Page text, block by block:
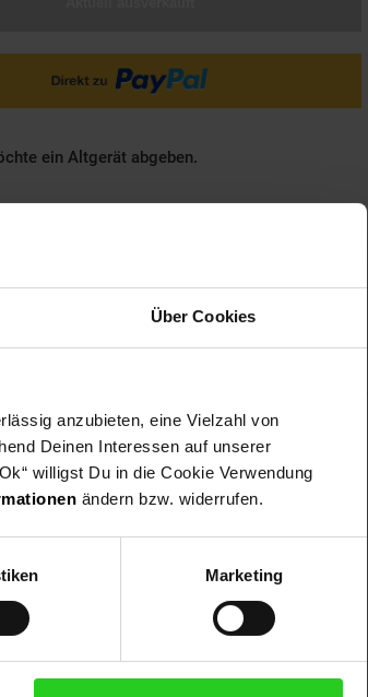
Über Cookies
anzubieten, eine Vielzahl von
Deinen Interessen auf unserer
willigst Du in die Cookie Verwendung
ändern bzw. widerrufen.
Marketing
ein Altgerät abgeben.
Antihaftbeschichtung. Das Kabel kann bei